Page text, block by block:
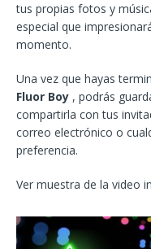
tus propias fotos y
especial que
momento.
Una vez que hayas
Fluor Boy , podrás
compartirla con tus
correo electrónico o
preferencia.
Ver muestra de la video